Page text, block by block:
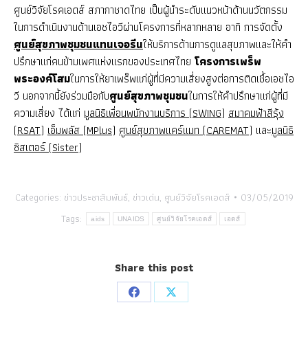
ศูนย์วิจัยโรคเอดส์ สภากาชาดไทย เป็นผู้นำระดับแนวหน้าด้านนวัตกรรม
ในการดำเนินงานด้านเอชไอวีผ่านโครงการที่หลากหลาย อาทิ การจัดตั้ง
ศูนย์สุขภาพชุมชนแทนเจอรีนให้บริการด้านการดูแลสุขภาพและให้คำ
ปรึกษาแก่คนข้ามเพศแห่งแรกของประเทศไทย โครงการเพร็พ
พระองค์โสมในการให้ยาเพร็พแก่ผู้ที่มีความเสี่ยงสูงต่อการติดเชื้อเอชไอ
วี นอกจากนี้ยังร่วมมือกับศูนย์สุขภาพชุมชนในการให้คำปรึกษาแก่ผู้ที่มี
ความเสี่ยง ได้แก่ มูลนิธิเพื่อนพนักงานบริการ (SWING) สมาคมฟ้าสีรุ้ง
(RSAT) เอ็มพลัส (MPlus) ศูนย์สุขภาพแคร์แมท (CAREMAT) และมูลนิธิ
ซิสเตอร์ (Sister)
Categories: ข่าวประชาสัมพันธ์, ข่าวเด่น, ศูนย์วิจัยโรคเอดส์
03/05/2019
Tags:
aids UNAIDS ศูนย์วิจัยโรคเอดส์ เอดส์
Share this post
Share
Share